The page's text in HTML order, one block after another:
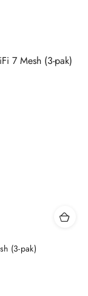
(3-pak)